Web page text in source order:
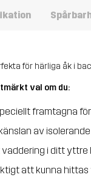
för härliga åk i
val om du:
framtagna
av
i ditt yttre
att kunna hittas